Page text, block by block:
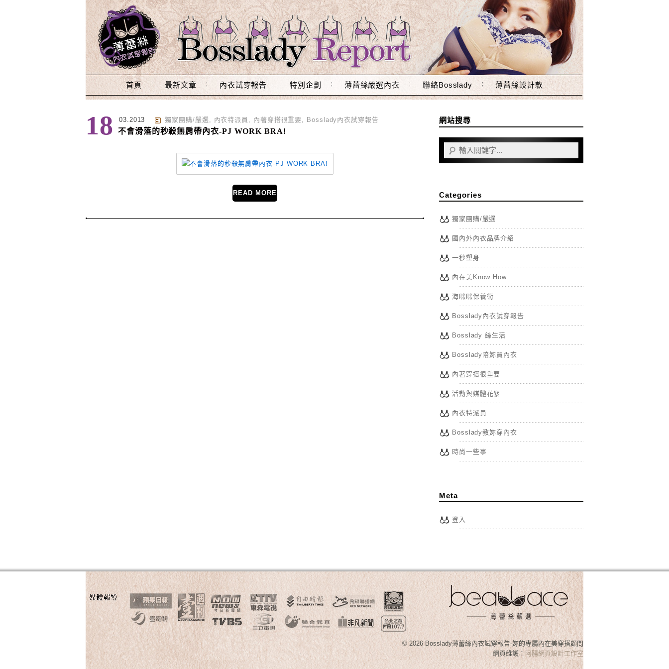
Main Menu
首頁 最新文章 內衣試穿報告 特別企劃 薄蕾絲嚴選內衣 聯絡Bosslady 薄蕾絲設計款
18 03.2013 獨家團購/嚴選, 內衣特派員 , 內著穿搭很重要, Bosslady內衣試穿報告
不會滑落的秒殺無肩帶內衣-PJ WORK BRA!
READ MORE
網站搜尋
Categories
獨家團購/嚴選
國內外內衣品牌介紹
一秒塑身
內在美Know How
海咪咪保養術
Bosslady內衣試穿報告
Bosslady 絲生活
Bosslady陪妳買內衣
內著穿搭很重要
活動與媒體花絮
內衣特派員
Bosslady教妳穿內衣
時尚一些事
Meta
登入
© 2026 Bosslady薄蕾絲內衣試穿報告-妳的專屬內在美穿搭顧問
網頁維護： 阿腸網頁設計工作室